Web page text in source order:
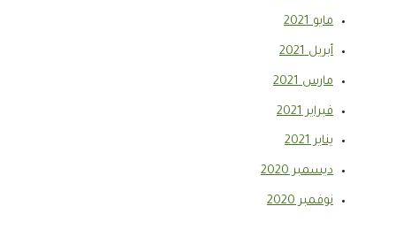
مايو 2021
أبريل 2021
مارس 2021
فبراير 2021
يناير 2021
ديسمبر 2020
نوفمبر 2020